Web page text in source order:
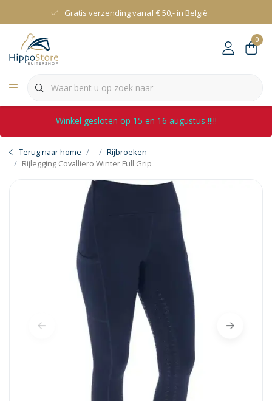
Gratis verzending vanaf € 50,- in België
0
Winkel gesloten op 15 en 16 augustus !!!!!
Terug naar home
Rijbroeken
Rijlegging Covalliero Winter Full Grip